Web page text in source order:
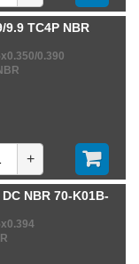
TC4P NBR
0.390
+
NBR 70-K01B-